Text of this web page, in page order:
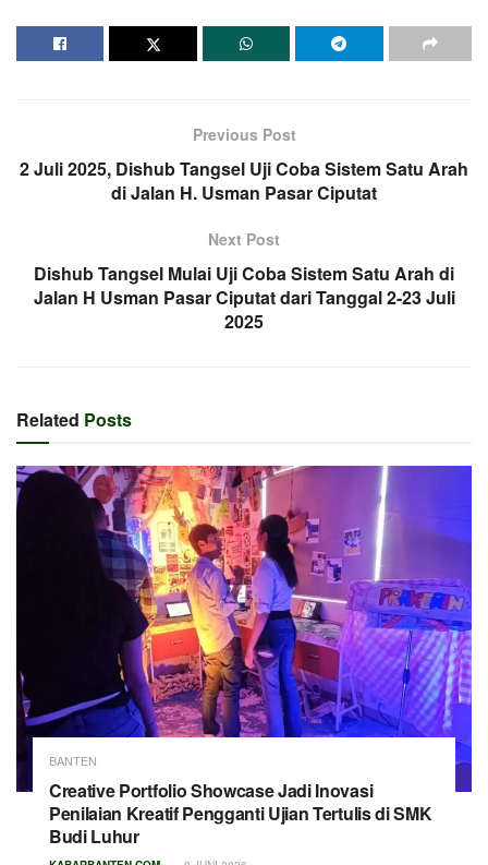
Previous Post
2 Juli 2025, Dishub Tangsel Uji Coba Sistem Satu Arah
di Jalan H. Usman Pasar Ciputat
Next Post
Dishub Tangsel Mulai Uji Coba Sistem Satu Arah di
Jalan H Usman Pasar Ciputat dari Tanggal 2-23 Juli
2025
Related Posts
BANTEN
Creative Portfolio Showcase Jadi Inovasi
Penilaian Kreatif Pengganti Ujian Tertulis di SMK
Budi Luhur